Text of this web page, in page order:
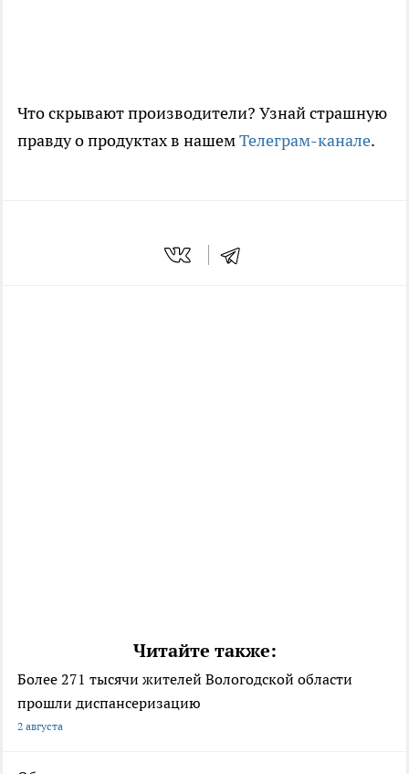
Что скрывают производители? Узнай страшную
правду о продуктах в нашемТелеграм-канале.
Читайте также:
Более 271 тысячи жителей Вологодской области
прошли диспансеризацию
2 августа